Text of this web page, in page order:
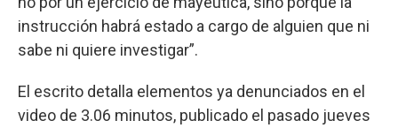
instrucción habrá estado a cargo de alguien que ni
sabe ni quiere investigar”.
El escrito detalla elementos ya denunciados en el
video de 3.06 minutos, publicado el pasado jueves